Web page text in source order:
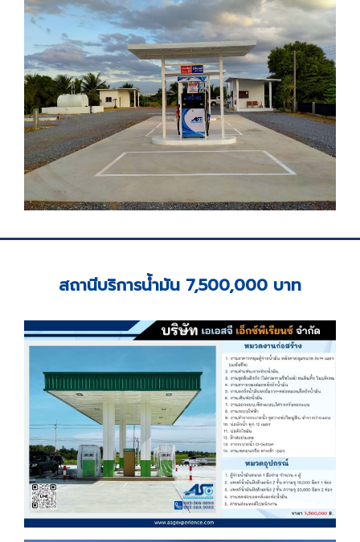
สถานีบริการน้ำมัน 7,500,000 บาท